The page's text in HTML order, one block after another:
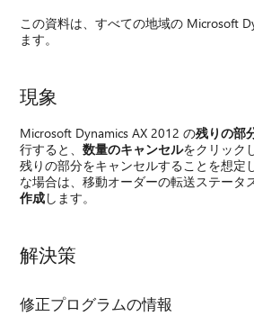
この資料は、すべての地域の Microsoft
ます。
現象
Microsoft Dynamics AX 2012 の残りの部
行すると、数量のキャンセルをクリック
残りの部分をキャンセルすることを想定
な場合は、移動オーダーの転送ステータ
作成します。
解決策
修正プログラムの情報